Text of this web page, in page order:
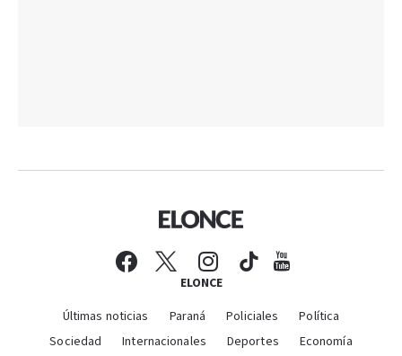
ELONCE
Últimas noticias Paraná Policiales
Política
Sociedad
Internacionales Deportes
Economía